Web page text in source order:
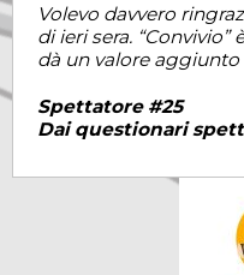
Volevo davvero
di ieri sera. “Convivio”
dà un valore aggiunto
Spettatore #25
Dai questionari